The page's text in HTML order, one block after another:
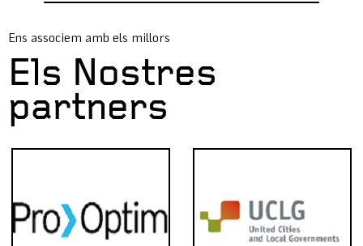
Ens associem amb els millors
Els Nostres
partners